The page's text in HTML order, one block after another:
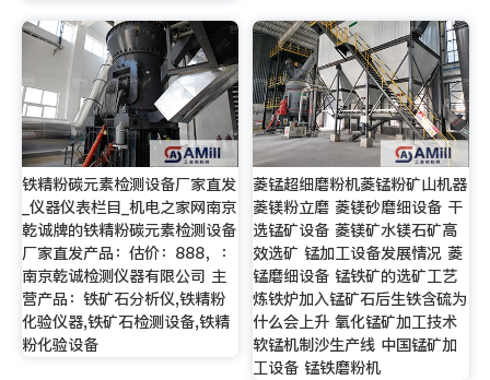
铁精粉碳元素检测设备厂家直发
_仪器仪表栏目_机电之家网南京
乾诚牌的铁精粉碳元素检测设备
厂家直发产品：估价：888，：
南京乾诚检测仪器有限公司 主
营产品：铁矿石分析仪,铁精粉
化验仪器,铁矿石检测设备,铁精
粉化验设备
菱锰超细磨粉机菱锰粉矿山机器
菱镁粉立磨 菱镁砂磨细设备 干
选锰矿设备 菱镁矿水镁石矿高
效选矿 锰加工设备发展情况 菱
锰磨细设备 锰铁矿的选矿工艺
炼铁炉加入锰矿石后生铁含硫为
什么会上升 氧化锰矿加工技术
软锰机制沙生产线 中国锰矿加
工设备 锰铁磨粉机